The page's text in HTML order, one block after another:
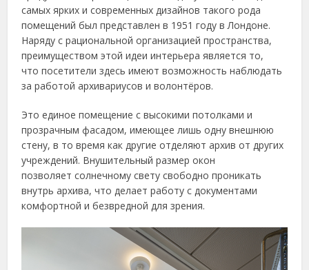
самых ярких и современных дизайнов такого рода
помещений был представлен в 1951 году в Лондоне.
Наряду с рациональной организацией пространства,
преимуществом этой идеи интерьера является то,
что посетители здесь имеют возможность наблюдать
за работой архивариусов и волонтёров.
Это единое помещение с высокими потолками и
прозрачным фасадом, имеющее лишь одну внешнюю
стену, в то время как другие отделяют архив от других
учреждений. Внушительный размер окон
позволяет солнечному свету свободно проникать
внутрь архива, что делает работу с документами
комфортной и безвредной для зрения.